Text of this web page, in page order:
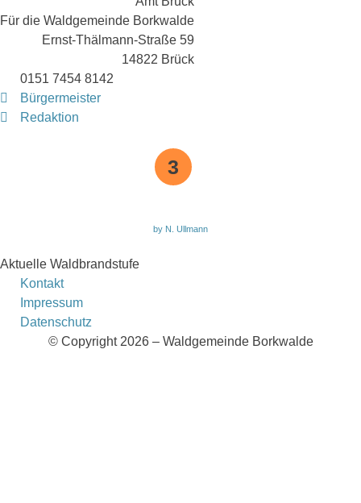
Für die Waldgemeinde Borkwalde
Ernst-Thälmann-Straße 59
14822 Brück
0151 7454 8142
Bürgermeister
Redaktion
3
by N. Ullmann
Aktuelle Waldbrandstufe
Kontakt
Impressum
Datenschutz
© Copyright 2026 – Waldgemeinde Borkwalde